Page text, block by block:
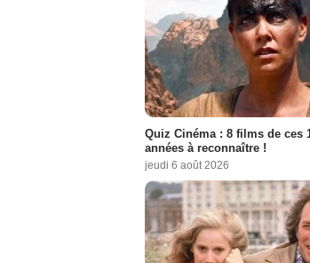
Quiz Cinéma : 8 films de ces
années à reconnaître !
jeudi 6 août 2026